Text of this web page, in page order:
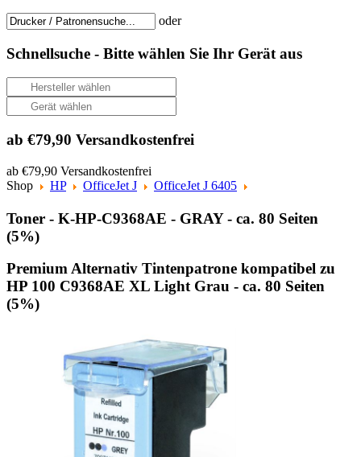
oder
Schnellsuche - Bitte wählen Sie Ihr Gerät aus
ab €79,90 Versandkostenfrei
ab €79,90 Versandkostenfrei
Shop
HP OfficeJet J OfficeJet J 6405
Toner - K-HP-C9368AE - GRAY - ca. 80 Seiten
(5%)
Premium Alternativ Tintenpatrone kompatibel zu
HP 100 C9368AE XL Light Grau - ca. 80 Seiten
(5%)